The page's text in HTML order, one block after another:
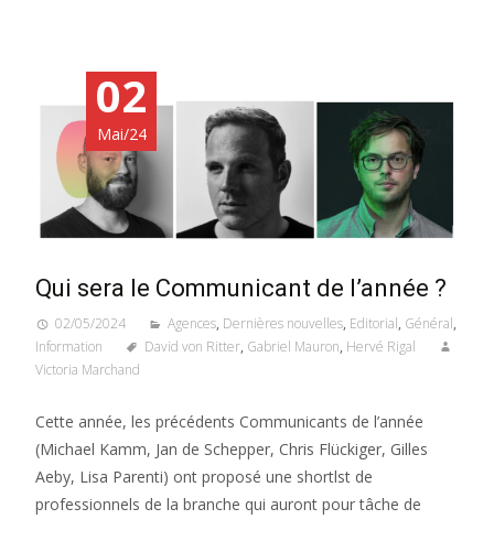
02
Mai/24
Qui sera le Communicant de l’année ?
02/05/2024 Agences, Dernières nouvelles, Editorial, Général,
Information
David von Ritter, Gabriel Mauron, Hervé Rigal
Victoria Marchand
Cette année, les précédents Communicants de l’année
(Michael Kamm, Jan de Schepper, Chris Flückiger, Gilles
Aeby, Lisa Parenti) ont proposé une shortlst de
professionnels de la branche qui auront pour tâche de